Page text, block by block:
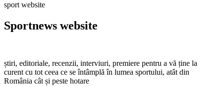
sport website
Sportnews website
știri, editoriale, recenzii, interviuri, premiere pentru a vă ține la
curent cu tot ceea ce se întâmplă în lumea sportului, atât din
România cât și peste hotare